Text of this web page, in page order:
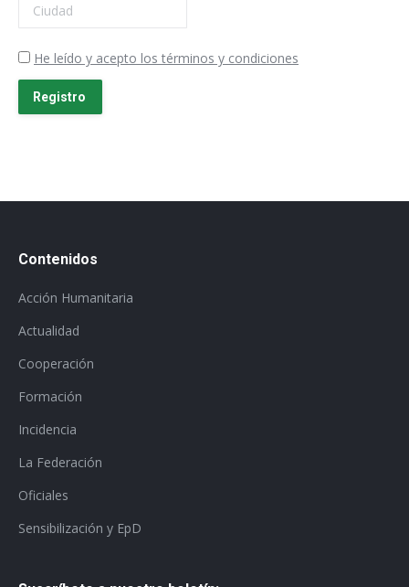
He leído y acepto los términos y condiciones
Contenidos
Acción Humanitaria
Actualidad
Cooperación
Formación
Incidencia
La Federación
Oficiales
Sensibilización y EpD